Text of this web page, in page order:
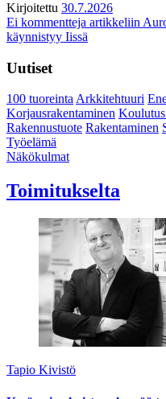
Kirjoitettu 30.7.2026
Ei kommentteja artikkeliin
käynnistyy Iissä
Uutiset
100 tuoreintaArkkitehtuuri
Korjausrakentaminen
Rakennustuote Rakentaminen
Työelämä
Näkökulmat
Toimitukselta
Tapio Kivistö